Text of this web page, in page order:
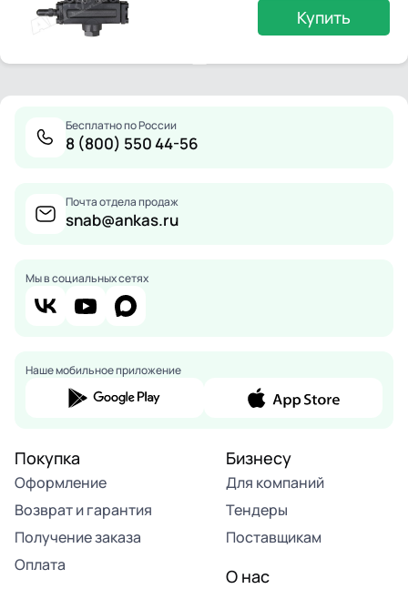
Купить
Бесплатно по России
8 (800) 550 44-56
Почта отдела продаж
snab@ankas.ru
Мы в социальных сетях
Наше мобильное приложение
Покупка
Оформление
Возврат и гарантия
Получение заказа
Оплата
Бизнесу
Для компаний
Тендеры
Поставщикам
О нас